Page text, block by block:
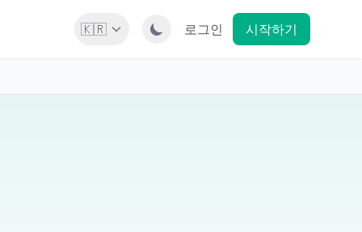
🇰🇷 로그인 시작하기